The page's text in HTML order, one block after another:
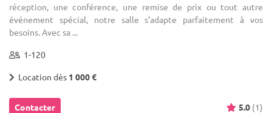
réception, une conférence, une remise de prix ou tout autre
événement spécial, notre salle s'adapte parfaitement à vos
besoins. Avec sa ...
1-120
Location dès 1 000 €
Contacter 5.0 (1)